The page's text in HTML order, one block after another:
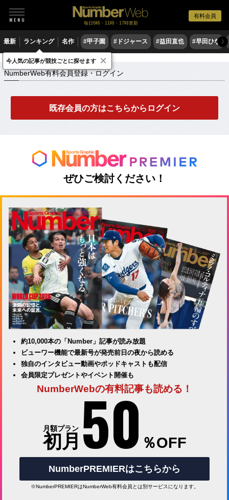
有料会員
毎日6時・11時・17時更新
最新 ランキング 名作 #甲子園 #ドジャース #益田直也 #早田ひな 〉
NumberWeb有料会員登録・ログイン
NumberWeb有料会員登録・ログイン
既存会員の方はこちらからログイン
ぜひご検討ください！
約10,000本の「Number」記事が読み放題
ビューワー機能で最新号が発売前日の夜から読める
独自のインタビュー動画やポッドキャストも配信
会員限定プレゼントやイベント開催も
NumberWebの有料記事も読める！
月額プラン
初月 50 ％OFF
NumberPREMIERはこちらから
※NumberPREMIERはNumberWeb有料会員とは別サービスになります。
今人気の記事が競技ごとに探せます ×